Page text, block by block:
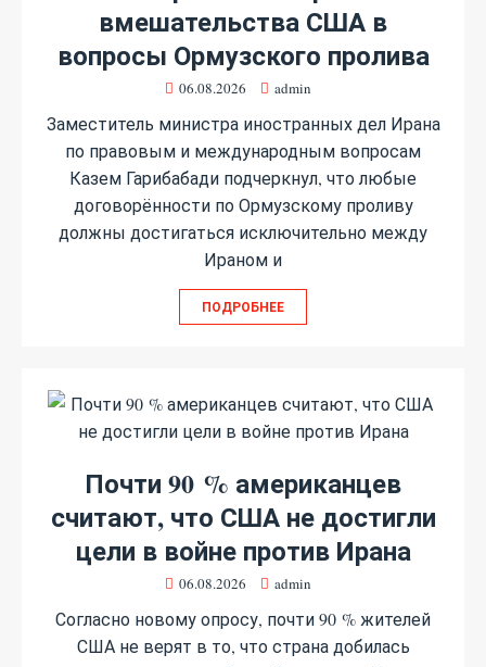
вмешательства США в
вопросы Ормузского пролива
06.08.2026 admin
Заместитель министра иностранных дел Ирана
по правовым и международным вопросам
Казем Гарибабади подчеркнул, что любые
договорённости по Ормузскому проливу
должны достигаться исключительно между
Ираном и
ПОДРОБНЕЕ
Почти 90 % американцев
считают, что США не достигли
цели в войне против Ирана
06.08.2026 admin
Согласно новому опросу, почти 90 % жителей
США не верят в то, что страна добилась